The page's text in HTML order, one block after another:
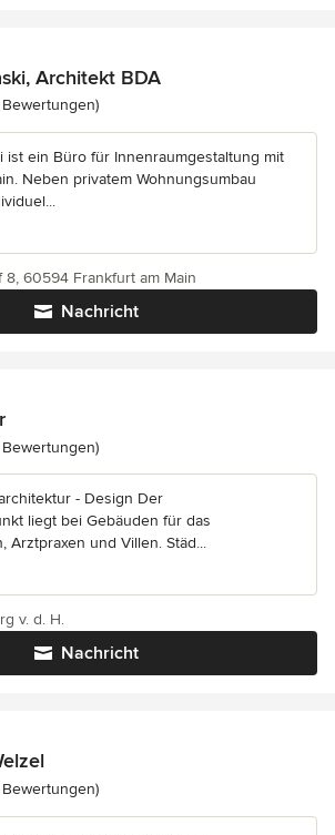
Architekt BDA
5 von 5 Sternen
Bewertungen)
ist ein Büro für Innenraumgestaltung mit
Neben privatem Wohnungsumbau
Nachricht
60594 Frankfurt am Main
5 von 5 Sternen
Bewertungen)
- Design Der
liegt bei Gebäuden für das
Arztpraxen und Villen. Städ...
Nachricht
v. d. H.
5 von 5 Sternen
Bewertungen)